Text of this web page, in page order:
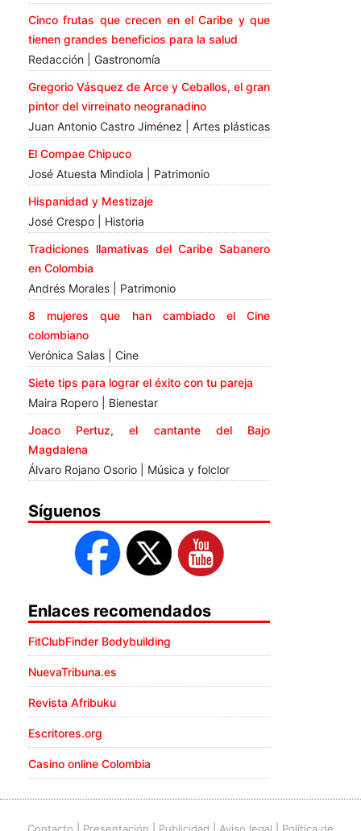
Cinco frutas que crecen en el Caribe y que
tienen grandes beneficios para la salud
Redacción | Gastronomía
Gregorio Vásquez de Arce y Ceballos, el gran
pintor del virreinato neogranadino
Juan Antonio Castro Jiménez | Artes plásticas
El Compae Chipuco
José Atuesta Mindiola | Patrimonio
Hispanidad y Mestizaje
José Crespo | Historia
Tradiciones llamativas del Caribe Sabanero
en Colombia
Andrés Morales | Patrimonio
8 mujeres que han cambiado el Cine
colombiano
Verónica Salas | Cine
Siete tips para lograr el éxito con tu pareja
Maira Ropero | Bienestar
Joaco Pertuz, el cantante del Bajo
Magdalena
Álvaro Rojano Osorio | Música y folclor
Síguenos
Enlaces recomendados
FitClubFinder Bodybuilding
NuevaTribuna.es
Revista Afribuku
Escritores.org
Casino online Colombia
Contacto Presentación Publicidad Aviso legal Política de